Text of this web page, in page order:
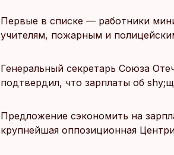
Первые в списке — работники
учителям, пожарным и
Генеральный секретарь Союза
подтвердил, что зарплаты об
Предложение сэкономить на
крупнейшая оппозиционная